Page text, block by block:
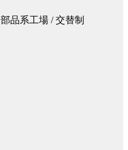
品系工場 / 交替制